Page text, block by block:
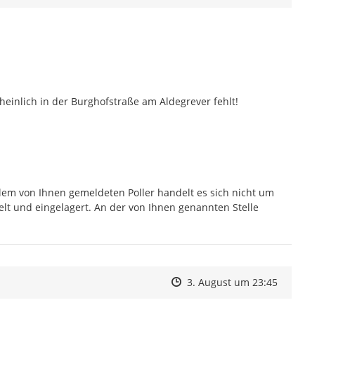
in der Burghofstraße am Aldegrever fehlt!
von Ihnen gemeldeten Poller handelt es sich nicht um
und eingelagert. An der von Ihnen genannten Stelle
Zeitpunkt des Erstellens
Zeitpunkt des Erstellens
3. August um 23:45Zur Äußerung